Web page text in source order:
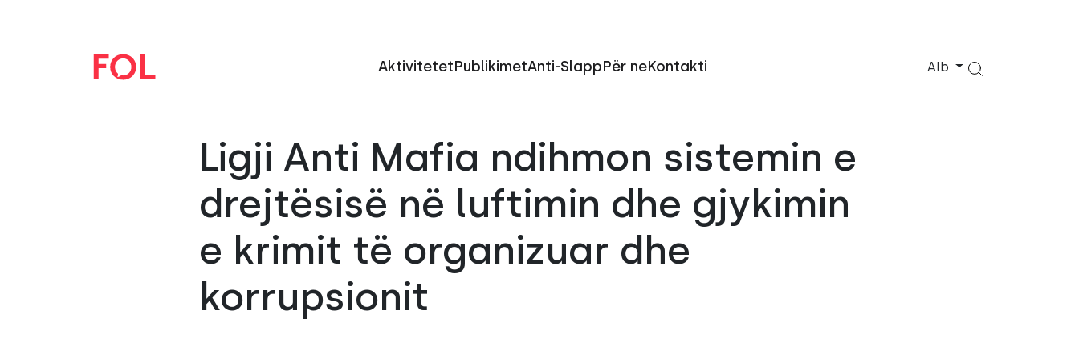
AktivitetetPublikimetAnti-SlappPër neKontakti Alb
Ligji Anti Mafia ndihmon sistemin e
drejtësisë në luftimin dhe gjykimin
e krimit të organizuar dhe
korrupsionit